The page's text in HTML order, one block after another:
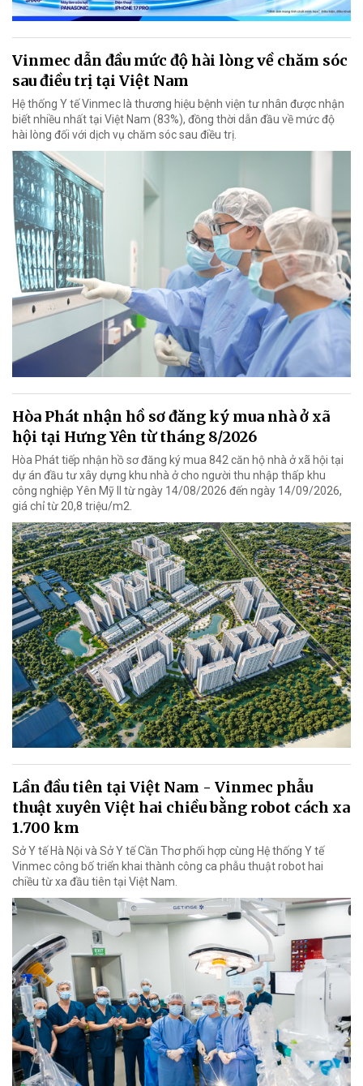
Vinmec dẫn đầu mức độ hài lòng về chăm sóc
sau điều trị tại Việt Nam
Hệ thống Y tế Vinmec là thương hiệu bệnh viện tư nhân được nhận
biết nhiều nhất tại Việt Nam (83%), đồng thời dẫn đầu về mức độ
hài lòng đối với dịch vụ chăm sóc sau điều trị.
Hòa Phát nhận hồ sơ đăng ký mua nhà ở xã
hội tại Hưng Yên từ tháng 8/2026
Hòa Phát tiếp nhận hồ sơ đăng ký mua 842 căn hộ nhà ở xã hội tại
dự án đầu tư xây dựng khu nhà ở cho người thu nhập thấp khu
công nghiệp Yên Mỹ II từ ngày 14/08/2026 đến ngày 14/09/2026,
giá chỉ từ 20,8 triệu/m2.
Lần đầu tiên tại Việt Nam - Vinmec phẫu
thuật xuyên Việt hai chiều bằng robot cách xa
1.700 km
Sở Y tế Hà Nội và Sở Y tế Cần Thơ phối hợp cùng Hệ thống Y tế
Vinmec công bố triển khai thành công ca phẫu thuật robot hai
chiều từ xa đầu tiên tại Việt Nam.